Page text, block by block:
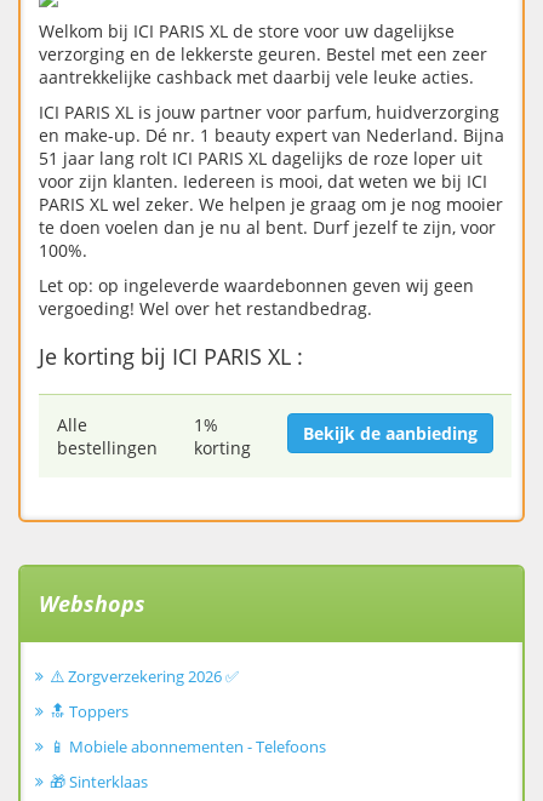
Welkom bij ICI PARIS XL de store voor uw dagelijkse
verzorging en de lekkerste geuren. Bestel met een zeer
aantrekkelijke cashback met daarbij vele leuke acties.
ICI PARIS XL is jouw partner voor parfum, huidverzorging
en make-up. Dé nr. 1 beauty expert van Nederland. Bijna
51 jaar lang rolt ICI PARIS XL dagelijks de roze loper uit
voor zijn klanten. Iedereen is mooi, dat weten we bij ICI
PARIS XL wel zeker. We helpen je graag om je nog mooier
te doen voelen dan je nu al bent. Durf jezelf te zijn, voor
100%.
Let op: op ingeleverde waardebonnen geven wij geen
vergoeding! Wel over het restandbedrag.
Je korting bij ICI PARIS XL :
Alle
bestellingen
1%
korting
Bekijk de aanbieding
Webshops
⚠️ Zorgverzekering 2026 ✅
🔝 Toppers
📱 Mobiele abonnementen - Telefoons
🎁 Sinterklaas